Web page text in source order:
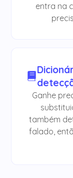
entra na
Ganhe
também
falado,